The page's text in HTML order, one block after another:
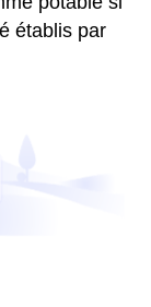
établis par